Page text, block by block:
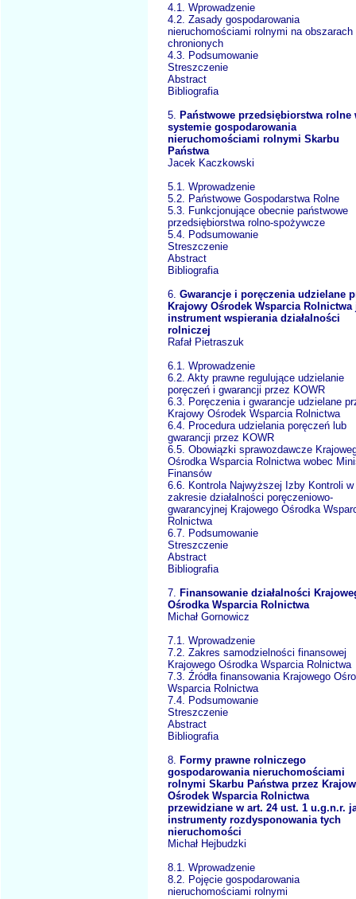
4.1. Wprowadzenie
4.2. Zasady gospodarowania
nieruchomościami rolnymi na obszarach
chronionych
4.3. Podsumowanie
Streszczenie
Abstract
Bibliografia
5.
Państwowe przedsiębiorstwa rolne
systemie gospodarowania
nieruchomościami rolnymi Skarbu
Państwa
Jacek Kaczkowski
5.1. Wprowadzenie
5.2. Państwowe Gospodarstwa Rolne
5.3. Funkcjonujące obecnie państwowe
przedsiębiorstwa rolno-spożywcze
5.4. Podsumowanie
Streszczenie
Abstract
Bibliografia
6. Gwarancje i poręczenia udzielane
Krajowy Ośrodek Wsparcia Rolnictwa
instrument wspierania działalności
rolniczej
Rafał Pietraszuk
6.1. Wprowadzenie
6.2. Akty prawne regulujące udzielanie
poręczeń i gwarancji przez KOWR
6.3. Poręczenia i gwarancje udzielane
Krajowy Ośrodek Wsparcia Rolnictwa
6.4. Procedura udzielania poręczeń lub
gwarancji przez KOWR
6.5. Obowiązki sprawozdawcze
Ośrodka Wsparcia Rolnictwa wobec
Finansów
6.6. Kontrola Najwyższej Izby Kontroli w
zakresie działalności poręczeniowo-
gwarancyjnej Krajowego Ośrodka
Rolnictwa
6.7. Podsumowanie
Streszczenie
Abstract
Bibliografia
7.
Finansowanie działalności
Ośrodka Wsparcia Rolnictwa
Michał Gornowicz
7.1. Wprowadzenie
7.2. Zakres samodzielności finansowej
Krajowego Ośrodka Wsparcia Rolnictwa
7.3. Źródła finansowania Krajowego
Wsparcia Rolnictwa
7.4. Podsumowanie
Streszczenie
Abstract
Bibliografia
8.
Formy prawne rolniczego
gospodarowania nieruchomościami
rolnymi Skarbu Państwa przez
Ośrodek Wsparcia Rolnictwa
przewidziane w art. 24 ust. 1 u.g.n.r.
instrumenty rozdysponowania tych
nieruchomości
Michał Hejbudzki
8.1. Wprowadzenie
8.2. Pojęcie gospodarowania
nieruchomościami rolnymi